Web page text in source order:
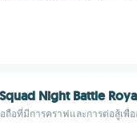
Night Battle
ถือที่มีการคราฟและการต่อสู้เพื่อ